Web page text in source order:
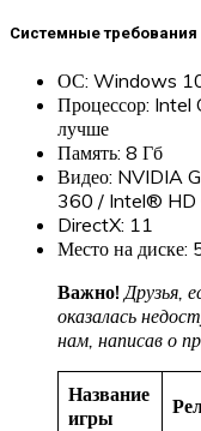
Системные требования
ОС: Windows
Процессор:
лучше
Память: 8 Гб
Видео: NVIDIA
360 / Intel® HD
DirectX: 11
Место на диске:
Важно!Друзья,
оказалась
нам, написав о
Название
игры